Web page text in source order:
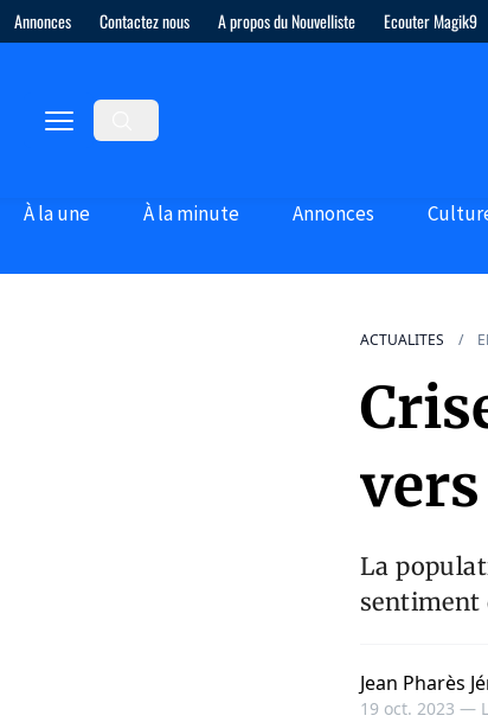
Annonces Contactez nous A propos du Nouvelliste Ecouter Magik9
À la une À la minute Annonces
ACTUALITES
La
sentiment
Jean Pharès
19 oct. 2023 —